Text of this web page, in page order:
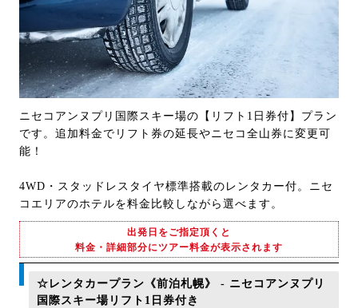
ニセコアンヌプリ国際スキー場の【リフト1日券付】プラン
です。追加料金でリフト券の延長やニセコ全山券に変更可
能！
4WD・スタッドレスタイヤ標準搭載のレンタカー付。ニセ
コエリアのホテルを料金比較しながら選べます。
出発日をご指定頂くと
料金・詳細部分にツアー料金が表示されます
☆レンタカープラン《前泊札幌》 - ニセコアンヌプリ
国際スキー場リフト1日券付き